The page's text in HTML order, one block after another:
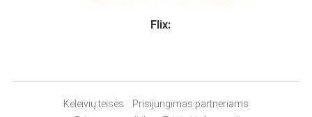
Flix:
Keleivių teisės
Prisijungimas partneriams